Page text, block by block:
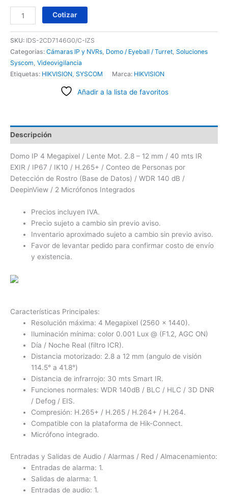
Cotizar
SKU: IDS-2CD7146G0/C-IZS
Categorías: Cámaras IP y NVRs, Domo / Eyeball / Turret, Soluciones
Syscom, Videovigilancia
Etiquetas: HIKVISION, SYSCOM Marca: HIKVISION
Añadir a la lista de favoritos
Descripción
Domo IP 4 Megapixel / Lente Mot. 2.8 – 12 mm / 40 mts IR
EXIR / IP67 / IK10 / H.265+ / Conteo de Personas por
Detección de Rostro (Base de Datos) / WDR 140 dB /
DeepinView / 2 Micrófonos Integrados
Precios incluyen IVA.
Precio sujeto a cambio sin previo aviso.
Inventario aproximado sujeto a cambio sin previo aviso.
Favor de levantar pedido para confirmar costo de envío
y existencia.
Características Principales:
Resolución máxima: 4 Megapixel (2560 x 1440).
Iluminación mínima: color 0.001 Lux @ (F1.2, AGC ON)
Día / Noche Real (filtro ICR).
Distancia motorizado: 2.8 a 12 mm (angulo de visión
114.5° a 41.8°)
Distancia de infrarrojo: 30 mts Smart IR.
Funciones normales: WDR 140dB / BLC / HLC / 3D DNR
/ Defog / EIS.
Compresión: H.265+ / H.265 / H.264+ / H.264.
Compatible con la plataforma de Hik-Connect.
Micrófono integrado.
Entradas y Salidas de Audio / Alarmas / Red / Almacenamiento:
Entradas de alarma: 1.
Salidas de alarma: 1.
Entradas de audio: 1.